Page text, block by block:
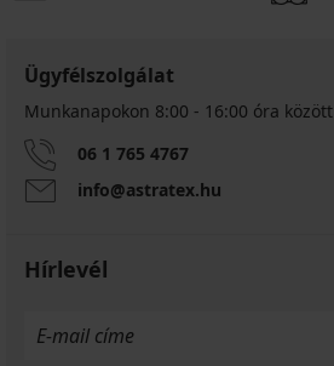
klasszikus
10 390
Ügyfélszolgálat
Munkanapokon 8:00 - 16:00 óra között
06 1 765 4767
info@astratex.hu
Hírlevél